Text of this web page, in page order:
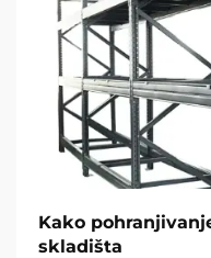
Kako
skladišta